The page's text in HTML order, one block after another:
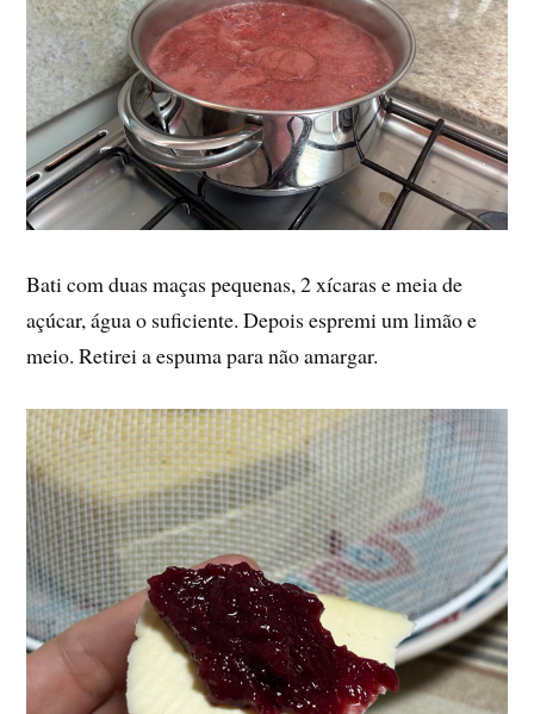
Bati com duas maças pequenas, 2 xícaras e meia de
açúcar, água o suficiente. Depois espremi um limão e
meio. Retirei a espuma para não amargar.